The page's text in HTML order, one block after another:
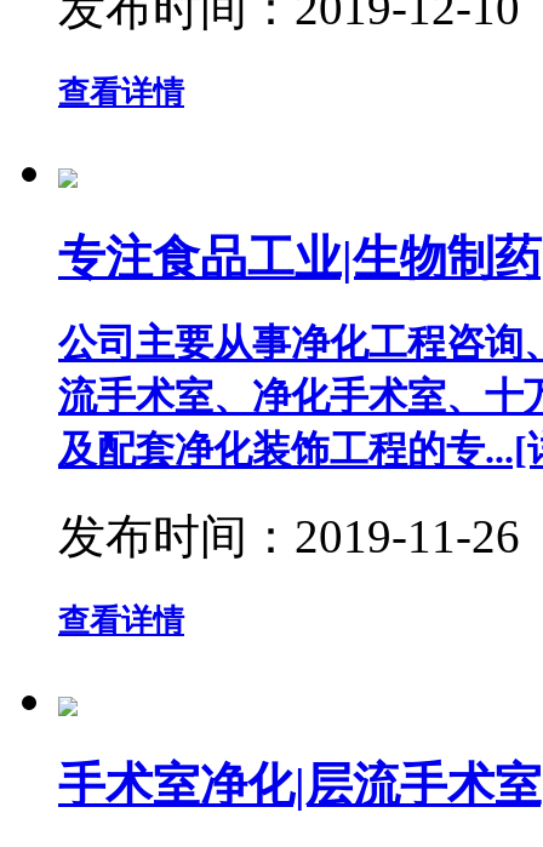
查看详情
专注食品工业|生物制
公司主要从事净化工程咨询
流手术室、净化手术室、十
及配套净化装饰工程的专...[
发布时间： 2019-11-26
查看详情
手术室净化|层流手术